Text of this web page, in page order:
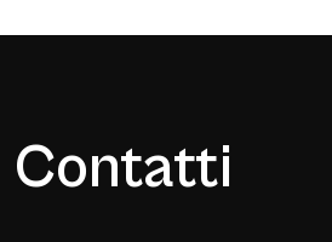
Contatti